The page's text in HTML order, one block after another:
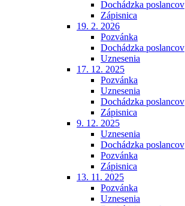
Dochádzka poslancov
Zápisnica
19. 2. 2026
Pozvánka
Dochádzka poslancov
Uznesenia
17. 12. 2025
Pozvánka
Uznesenia
Dochádzka poslancov
Zápisnica
9. 12. 2025
Uznesenia
Dochádzka poslancov
Pozvánka
Zápisnica
13. 11. 2025
Pozvánka
Uznesenia